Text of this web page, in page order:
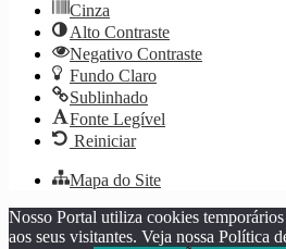
Cinza
Alto Contraste
Negativo Contraste
Fundo Claro
Sublinhado
Fonte Legível
Reiniciar
Mapa do Site
Nosso Portal utiliza cookies temporários
aos seus visitantes. Veja nossa Política